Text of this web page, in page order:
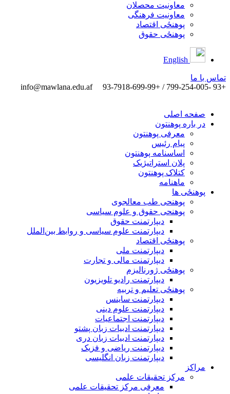
معاونیت محصلان
معاونیت فرهنگی
پوهنځی اقتصاد
پوهنځی حقوق
تماس ‌با ‌ما
+93 -799-254-005 / +93-7918-699-99
info@mawlana.edu.af
صفحه اصلی
در باره پوهنتون
معرفی پوهنتون
پیام رئیس
اساسنامه پوهنتون
پلان استراتیژیک
کتلاک پوهنتون
ماهنامه
پوهنځی ها
پوهنحی طب معالجوی
پوهنحی حقوق و علوم سیاسی
دیپارتمنت حقوق
دیپارتمنت علوم سیاسی و روابط بین‌الملل
پوهنځی اقتصاد
دیپارتمنت ملی
دیپارتمنت مالی و تجارت
پوهنځی ژورنالیزم
دیپارتمنت رادیو تلویزیون
پوهنځی تعلیم و تربیه
دیپارتمنت ساینس
دیپارتمنت علوم دینی
دیپارتمنت اجتماعیات
دیپارتمنت ادبیات زبان پشتو
دیپارتمنت ادبیات زبان دری
دیپارتمنت ریاضی و فزیک
دیپارتمنت زبان انگلیسی
مراکز
مرکز تحقیقات علمی
معرفی مرکز تحقیقات علمی